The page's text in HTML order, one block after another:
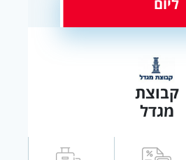
קבוצת
מגדל
ליום